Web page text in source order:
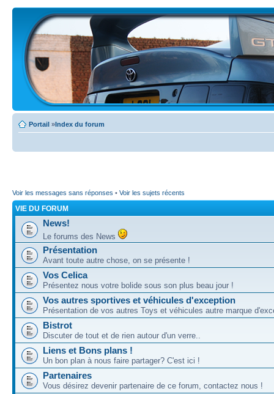
Portail »Index du forum
Voir les messages sans réponses • Voir les sujets récents
VIE DU FORUM
News!
Le forums des News
Présentation
Avant toute autre chose, on se présente !
Vos Celica
Présentez nous votre bolide sous son plus beau jour !
Vos autres sportives et véhicules d'exception
Présentation de vos autres Toys et véhicules autre marque
Bistrot
Discuter de tout et de rien autour d'un verre..
Liens et Bons plans !
Un bon plan à nous faire partager? C'est ici !
Partenaires
Vous désirez devenir partenaire de ce forum, contactez nous !